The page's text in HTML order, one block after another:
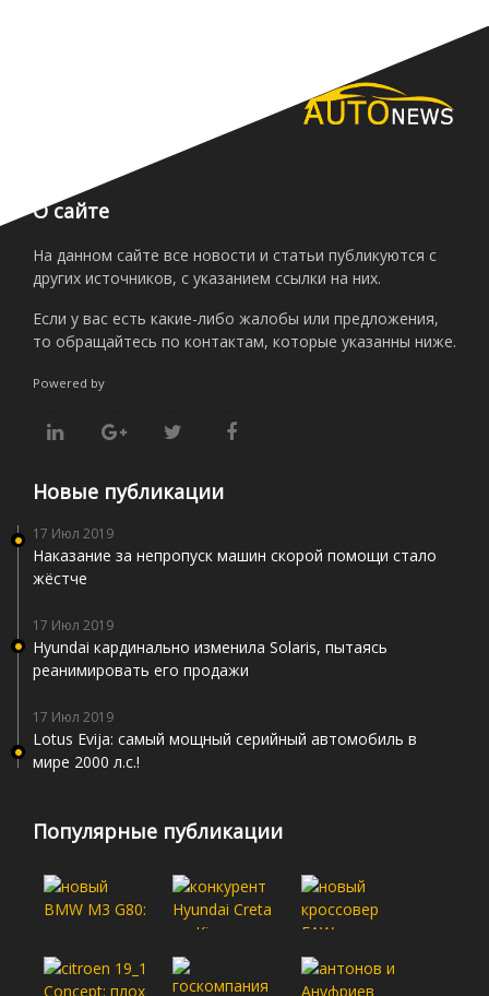
О сайте
На данном сайте все новости и статьи публикуются с
других источников, с указанием ссылки на них.
Если у вас есть какие-либо жалобы или предложения,
то обращайтесь по контактам, которые указанны ниже.
Powered by
Новые публикации
17 Июл 2019
Наказание за непропуск машин скорой помощи стало
жёстче
17 Июл 2019
Hyundai кардинально изменила Solaris, пытаясь
реанимировать его продажи
17 Июл 2019
Lotus Evija: самый мощный серийный автомобиль в
мире 2000 л.с.!
Популярные публикации